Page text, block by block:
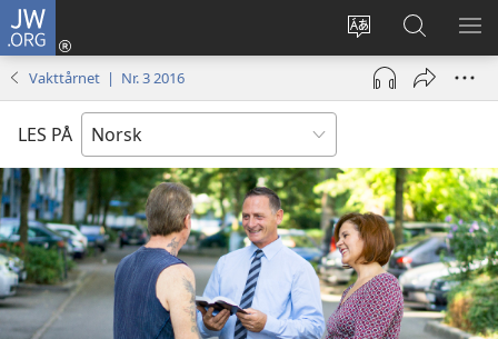
JW.ORG
Endre
språk
Logg
inn
(åpner
vindu)
Søk
på
JW.ORG
VIS
Vakttårnet | Nr. 3 2016
LES PÅ